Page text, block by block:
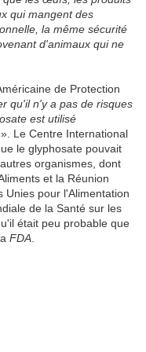
qui mangent des
la même sécurité
d'animaux qui ne
de Protection
qu'il n'y a pas de risques
est utilisé
». Le Centre International
le glyphosate pouvait
organismes, dont
et la Réunion
Unies pour l'Alimentation
de la Santé sur les
était peu probable que
FDA